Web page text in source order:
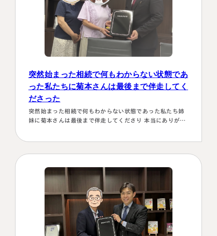
突然始まった相続で何もわからない状態であ
った私たちに菊本さんは最後まで伴走してく
ださった
突然始まった相続で何もわからない状態であった私たち姉
妹に菊本さんは最後まで伴走してくださり 本当にありがた
ルでも電話 すぐに教えてくださり、無事納税を済ませるこ
とができほっとしていま…